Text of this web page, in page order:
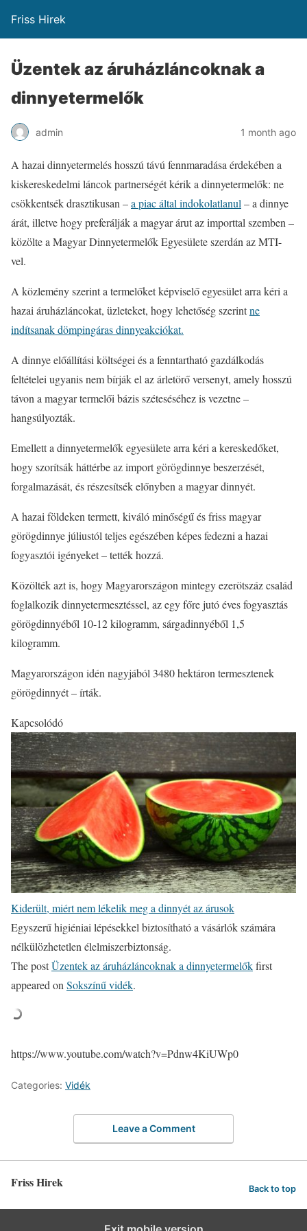
Friss Hirek
Üzentek az áruházláncoknak a
dinnyetermelők
admin 1 month ago
A hazai dinnyetermelés hosszú távú fennmaradása érdekében a
kiskereskedelmi láncok partnerségét kérik a dinnyetermelők: ne
csökkentsék drasztikusan –a piac által indokolatlanul – a dinnye
árát, illetve hogy preferálják a magyar árut az importtal szemben –
közölte a Magyar Dinnyetermelők Egyesülete szerdán az MTI-
vel.
A közlemény szerint a termelőket képviselő egyesület arra kéri a
hazai áruházláncokat, üzleteket, hogy lehetőség szerintne
indítsanak dömpingáras dinnyeakciókat.
A dinnye előállítási költségei és a fenntartható gazdálkodás
feltételei ugyanis nem bírják el az árletörő versenyt, amely hosszú
távon a magyar termelői bázis széteséséhez is vezetne –
hangsúlyozták.
Emellett a dinnyetermelők egyesülete arra kéri a kereskedőket,
hogy szorítsák háttérbe az import görögdinnye beszerzését,
forgalmazását, és részesítsék előnyben a magyar dinnyét.
A hazai földeken termett, kiváló minőségű és friss magyar
görögdinnye júliustól teljes egészében képes fedezni a hazai
fogyasztói igényeket – tették hozzá.
Közölték azt is, hogy Magyarországon mintegy ezerötszáz család
foglalkozik dinnyetermesztéssel, az egy főre jutó éves fogyasztás
görögdinnyéből 10-12 kilogramm, sárgadinnyéből 1,5
kilogramm.
Magyarországon idén nagyjából 3480 hektáron termesztenek
görögdinnyét – írták.
Kapcsolódó
Kiderült, miért nem lékelik meg a dinnyét az árusok
Egyszerű higiéniai lépésekkel biztosítható a vásárlók számára
nélkülözhetetlen élelmiszerbiztonság.
The postÜzentek az áruházláncoknak a dinnyetermelőkfirst
appeared on Sokszínű vidék.
https://www.youtube.com/watch?v=Pdnw4KiUWp0
Categories: Vidék
Leave a Comment
Friss Hirek Back to top